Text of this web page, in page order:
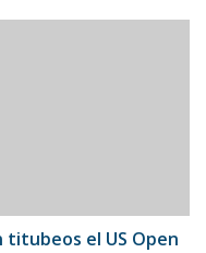
titubeos el US Open